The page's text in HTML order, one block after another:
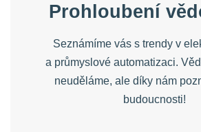
Prohloubení
Seznámíme vás s trendy v
a průmyslové automatizaci.
neuděláme, ale díky nám
budoucnosti!